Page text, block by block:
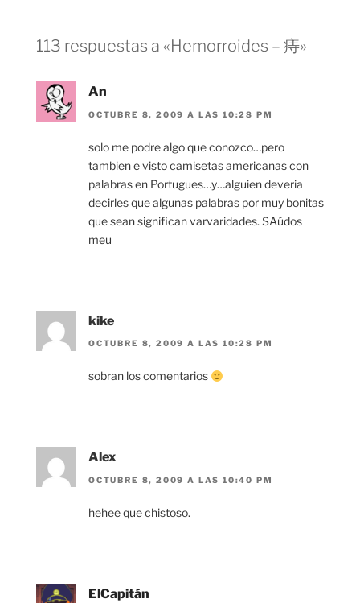
113 respuestas a «Hemorroides – 痔»
An
OCTUBRE 8, 2009 A LAS 10:28 PM
solo me podre algo que conozco…pero
tambien e visto camisetas americanas con
palabras en Portugues…y…alguien deveria
decirles que algunas palabras por muy bonitas
que sean significan varvaridades. SAúdos
meu
kike
OCTUBRE 8, 2009 A LAS 10:28 PM
sobran los comentarios
Alex
OCTUBRE 8, 2009 A LAS 10:40 PM
hehee que chistoso.
ElCapitán